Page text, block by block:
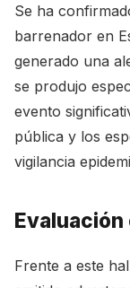
Se ha
barrenador en
generado una
se produjo
evento
pública y los
vigilancia
Frente a este